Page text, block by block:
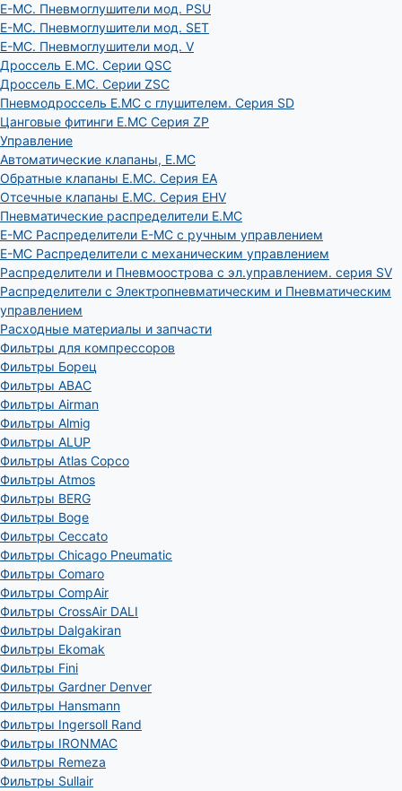
E-MC. Пневмоглушители мод. PSU
E-MC. Пневмоглушители мод. SET
E-MC. Пневмоглушители мод. V
Дроссель E.MC. Серии QSC
Дроссель E.MC. Серии ZSC
Пневмодроссель E.MC с глушителем. Серия SD
Цанговые фитинги E.MC Серия ZP
Управление
Автоматические клапаны, Е.МС
Обратные клапаны E.MC. Серия EA
Отсечные клапаны E.MC. Серия EHV
Пневматические распределители E.MC
E-MC Распределители E-MC с ручным управлением
E-MC Распределители с механическим управлением
Распределители и Пневмоострова с эл.управлением. серия SV
Распределители с Электропневматическим и Пневматическим
управлением
Расходные материалы и запчасти
Фильтры для компрессоров
Фильтры Борец
Фильтры ABAC
Фильтры Airman
Фильтры Almig
Фильтры ALUP
Фильтры Atlas Copco
Фильтры Atmos
Фильтры BERG
Фильтры Boge
Фильтры Ceccato
Фильтры Chicago Pneumatic
Фильтры Comaro
Фильтры CompAir
Фильтры CrossAir DALI
Фильтры Dalgakiran
Фильтры Ekomak
Фильтры Fini
Фильтры Gardner Denver
Фильтры Hansmann
Фильтры Ingersoll Rand
Фильтры IRONMAC
Фильтры Remeza
Фильтры Sullair